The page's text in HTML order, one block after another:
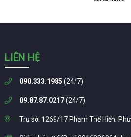
LIÊN HỆ
090.333.1985 (24/7)
09.87.87.0217(24/7)
Trụ sở: 1269/17 Phạm Thế Hiển,